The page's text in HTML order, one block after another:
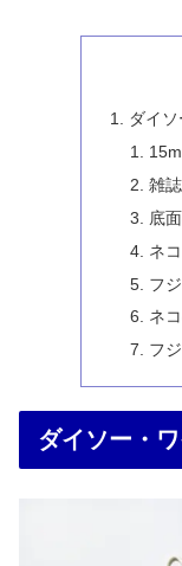
ダイ
雑
底
ネ
フ
ネ
フ
ダイソー・